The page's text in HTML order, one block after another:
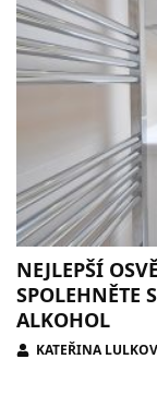
NEJLEPŠÍ
SPOLEHNĚTE
ALKOHOL
KATEŘINA